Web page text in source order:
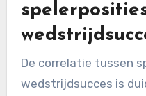
De correlatie tussen
wedstrijdsucces is